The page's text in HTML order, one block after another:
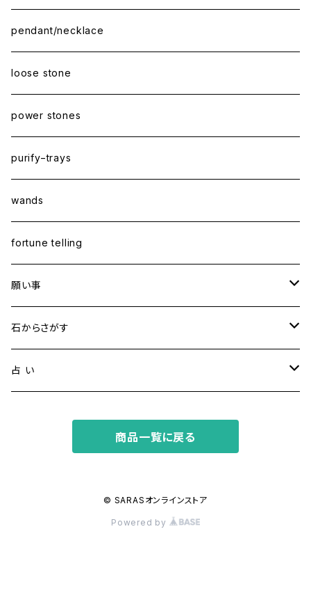
pendant/necklace
loose stone
power stones
purify−trays
wands
fortune telling
願い事
健康・恋愛・愛情
精神安定・安らぎ
金運・ビジネス
石からさがす
アイオライト
占 い
ホロスコープ占星術
商品一覧に戻る
© SARASオンラインストア
Powered by